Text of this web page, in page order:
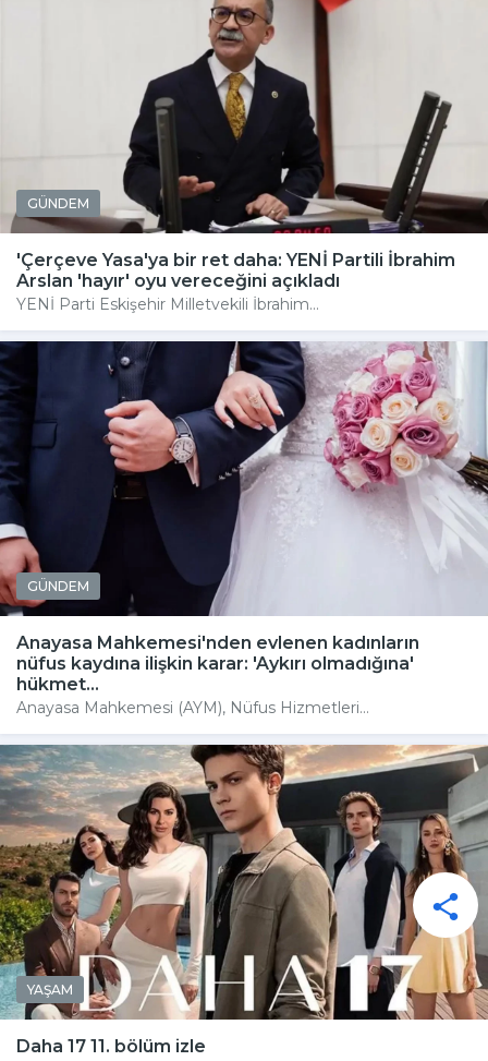
GÜNDEM
'Çerçeve Yasa'ya bir ret daha: YENİ Partili İbrahim
Arslan 'hayır' oyu vereceğini açıkladı
YENİ Parti Eskişehir Milletvekili İbrahim...
GÜNDEM
Anayasa Mahkemesi'nden evlenen kadınların
nüfus kaydına ilişkin karar: 'Aykırı olmadığına'
hükmet...
Anayasa Mahkemesi (AYM), Nüfus Hizmetleri...
YAŞAM
Daha 17 11. bölüm izle